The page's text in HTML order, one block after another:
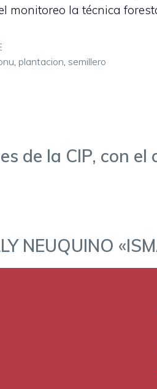
monitoreo la técnica
, plantacion, semillero
de la CIP, con
NEUQUINO